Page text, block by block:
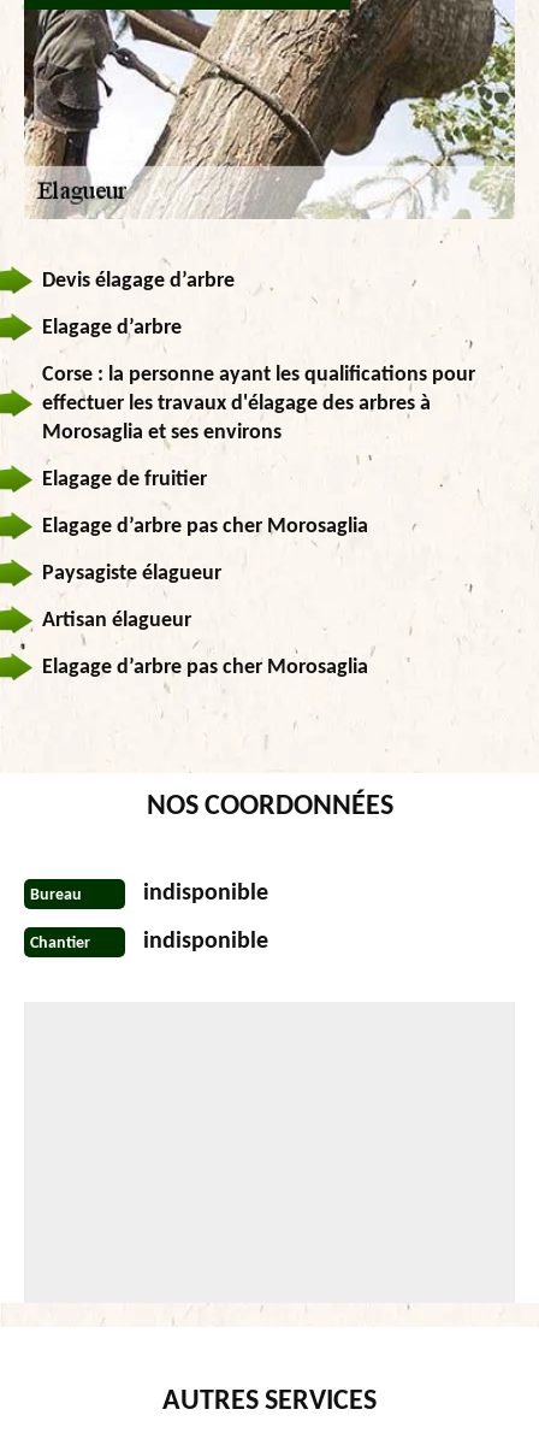
Devis élagage d’arbre
Elagage d’arbre
Corse : la personne ayant les qualifications pour
effectuer les travaux d'élagage des arbres à
Morosaglia et ses environs
Elagage de fruitier
Elagage d’arbre pas cher Morosaglia
Paysagiste élagueur
Artisan élagueur
Elagage d’arbre pas cher Morosaglia
NOS COORDONNÉES
Bureau indisponible
Chantier indisponible
AUTRES SERVICES